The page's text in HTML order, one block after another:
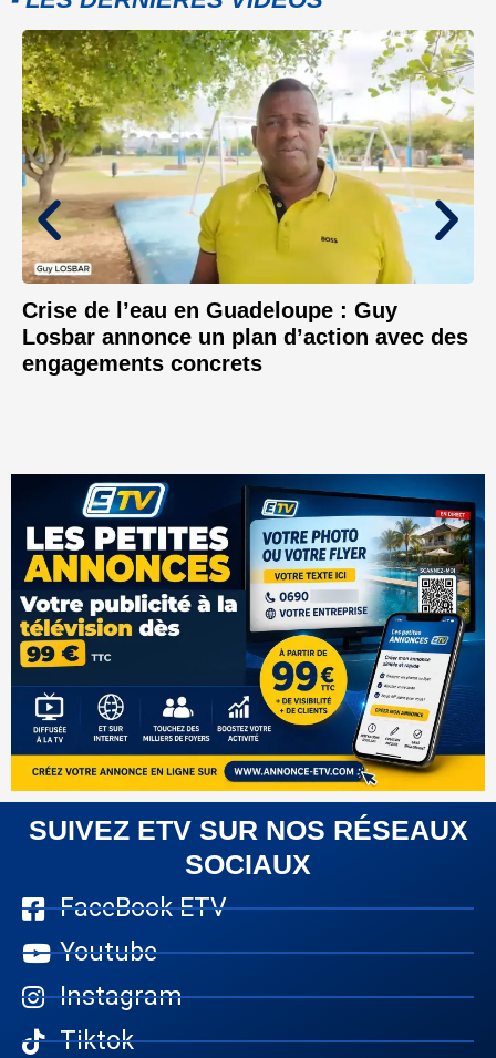
Crise de l’eau en Guadeloupe : Guy
Losbar annonce un plan d’action avec des
engagements concrets
SUIVEZ ETV SUR NOS RÉSEAUX
SOCIAUX
FaceBook ETV
Youtube
Instagram
Tiktok